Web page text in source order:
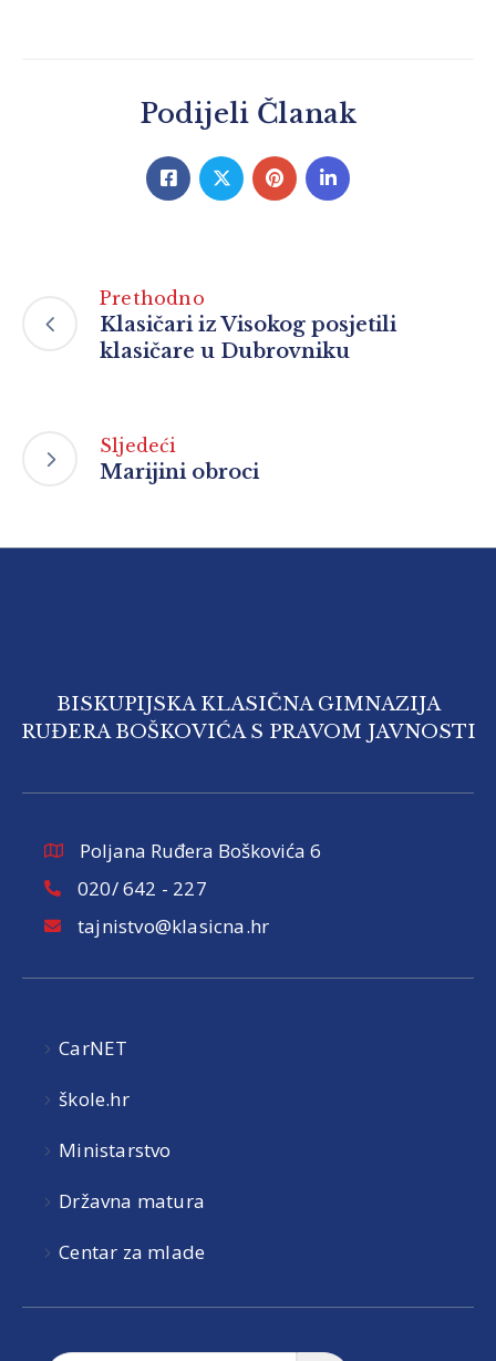
Podijeli Članak
Prethodno
Klasičari iz Visokog posjetili
klasičare u Dubrovniku
Sljedeći
Marijini obroci
BISKUPIJSKA KLASIČNA GIMNAZIJA
RUĐERA BOŠKOVIĆA S PRAVOM JAVNOSTI
Poljana Ruđera Boškovića 6
020/ 642 - 227
tajnistvo@klasicna.hr
CarNET
škole.hr
Ministarstvo
Državna matura
Centar za mlade